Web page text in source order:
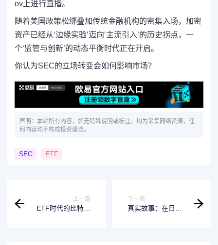
ov上进行直播。
随着美国政策松绑叠加传统金融机构的密集入场，加密
资产已经从‘边缘实验’迈向‘主流引入’的历史拐点，一
个‘监管与创新’的动态平衡时代正在开启。
你认为SEC的立场转变会如何影响市场？
声明：本站所有内容，如无特殊说明或标注，均为采集网络资源，任
何内容均不构成投资建议。
SEC ETF
上一篇
ETF时代的比特币
下一篇
真实故事：在日本